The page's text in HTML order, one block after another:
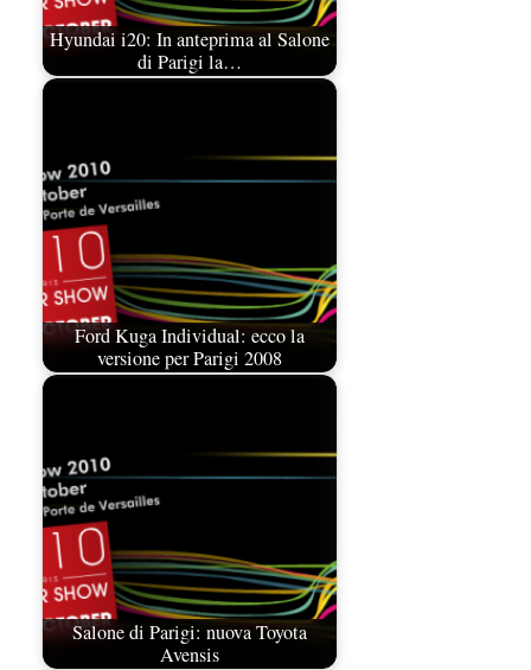
Hyundai i20: In anteprima al Salone
di Parigi la…
Ford Kuga Individual: ecco la
versione per Parigi 2008
Salone di Parigi: nuova Toyota
Avensis